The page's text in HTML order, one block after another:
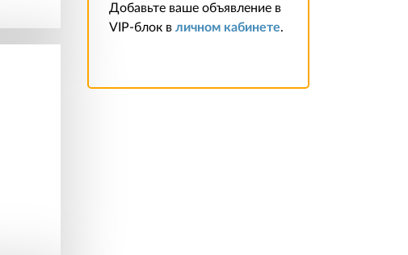
Добавьте ваше объявление в
VIP-блок в личном кабинете.